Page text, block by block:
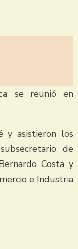
se reunió en
y asistieron los
de
Costa y
e Industria